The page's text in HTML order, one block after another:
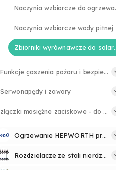
Naczynia wzbiorcze wody pitnej
Zbiorniki
Funkcje gaszenia pożaru i bezpieczeństwa
Serwonapędy i zawory
złączki mosiężne zaciskowe - do rur PE
Ogrzewanie HEPWORTH profesjonalnie i prosto
Rozdzielacze ze stali nierdzewnej